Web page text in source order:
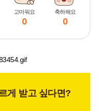
고마워요
0
축하해요
0
게 받고 싶다면?